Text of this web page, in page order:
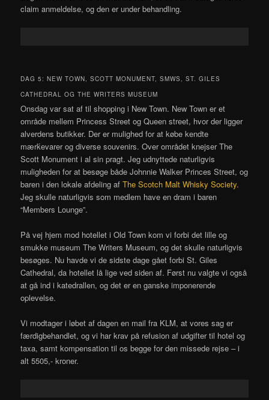
claim anmeldelse, og den er under behandling.
DAG 5: NEW TOWN, SCOTT MONUMENT, SMWS, ST. GILES
CATHEDRAL OG THE WRITERS MUSEUM
Onsdag var sat af til shopping i New Town. New Town er et
område mellem Princess Street og Queen street, hvor der ligger
alverdens butikker. Der er mulighed for at købe kendte
mærḱevarer og diverse souvenirs. Over området knejser The
Scott Monument i al sin pragt. Jeg udnyttede naturligvis
muligheden for at besøge både Johnnie Walker Princes Street, og
baren i den lokale afdeling afThe Scotch Malt Whisky Society.
Jeg skulle naturligvis som medlem have en dram i baren
“Members Lounge”.
På vej hjem mod hotellet i Old Town kom vi forbi det lille og
smukke museum The Writers Museum, og det skulle naturligvis
besøges. Nu havde vi de sidste dage gået forbi St. Giles
Cathedral, da hotellet lå lige ved siden af. Først nu valgte vi også
at gå ind i katedrallen, og det er en ganske imponerende
oplevelse.
Vi modtager i løbet af dagen en mail fra KLM, at vores sag er
færdigbehandlet, og vi har krav på refusion af udgifter til hotel og
taxa, samt kompensation til os begge for den missede rejse – i
alt 5505,- kroner.